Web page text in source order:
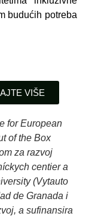
budućih potreba
VIŠE
for European
of the Box
za razvoj
centier a
(Vytauto
de Granada i
a sufinansira